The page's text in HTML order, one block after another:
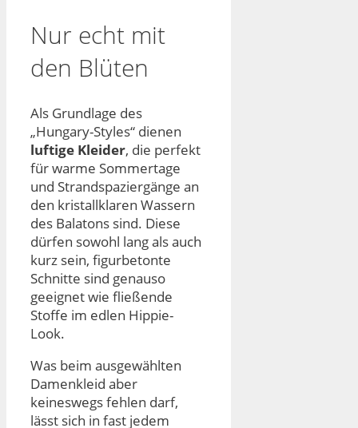
Nur echt mit
den Blüten
Als Grundlage des
„Hungary-Styles“ dienen
luftige Kleider, die perfekt
für warme Sommertage
und Strandspaziergänge an
den kristallklaren Wassern
des Balatons sind. Diese
dürfen sowohl lang als auch
kurz sein, figurbetonte
Schnitte sind genauso
geeignet wie fließende
Stoffe im edlen Hippie-
Look.
Was beim ausgewählten
Damenkleid aber
keineswegs fehlen darf,
lässt sich in fast jedem